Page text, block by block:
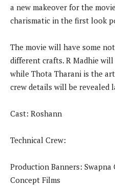
a new makeover for the
charismatic in the first look
The movie will have some
different crafts. R Madhie
while Thota Tharani is the
crew details will be revealed
Cast: Roshann
Technical Crew:
Production Banners:
Concept Films